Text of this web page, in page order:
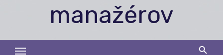
manažérov